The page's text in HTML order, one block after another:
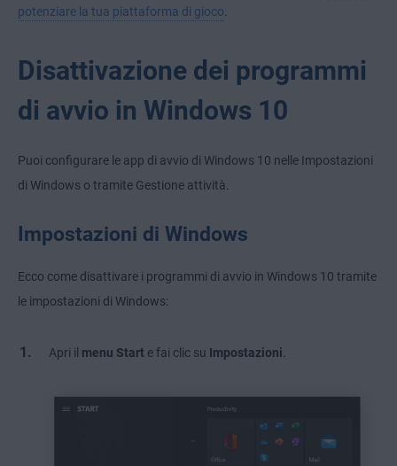
potenziare la tua piattaforma di gioco.
Disattivazione dei programmi
di avvio in Windows 10
Puoi configurare le app di avvio di Windows 10 nelle Impostazioni
di Windows o tramite Gestione attività.
Impostazioni di Windows
Ecco come disattivare i programmi di avvio in Windows 10 tramite
le impostazioni di Windows:
Apri il menu Start e fai clic su Impostazioni.